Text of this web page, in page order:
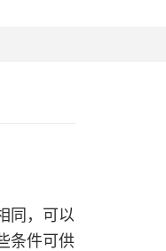
同，可以
条件可供